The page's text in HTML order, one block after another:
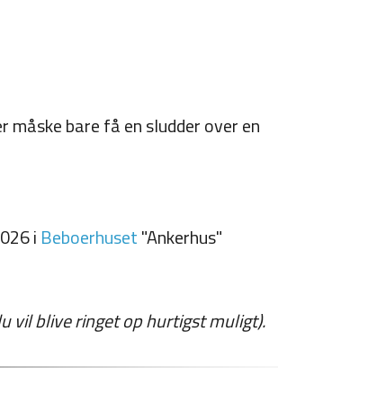
bare få en sludder over en
i Beboerhuset"Ankerhus"
vil blive ringet op hurtigst muligt).